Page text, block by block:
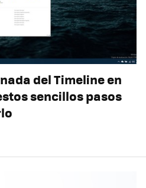
del Timeline en
sencillos pasos